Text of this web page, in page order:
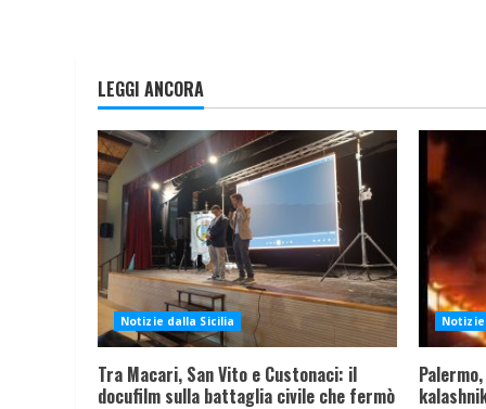
LEGGI ANCORA
Notizie dalla Sicilia
Tra Macari, San Vito e Custonaci: il
docufilm sulla battaglia civile che fermò